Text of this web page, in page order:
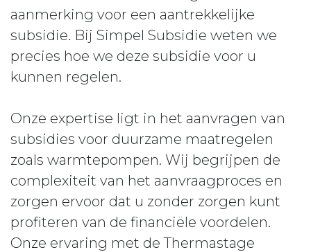
aanmerking voor een aantrekkelijke
subsidie. Bij Simpel Subsidie weten we
precies hoe we deze subsidie voor u
kunnen regelen.
Onze expertise ligt in het aanvragen van
subsidies voor duurzame maatregelen
zoals warmtepompen. Wij begrijpen de
complexiteit van het aanvraagproces en
zorgen ervoor dat u zonder zorgen kunt
profiteren van de financiële voordelen.
Onze ervaring met de Thermastage